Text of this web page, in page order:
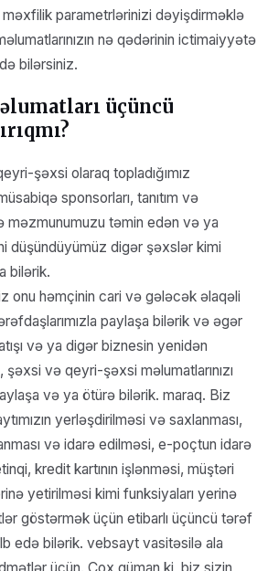
parametrlərinizi dəyişdirməklə
nə qədərinin ictimaiyyətə
bilərsiniz.
üçüncü
şəxsi olaraq topladığımız
sponsorları, tanıtım və
məzmunumuzu təmin edən və ya
düşündüyümüz digər şəxslər kimi
bilərik.
onu həmçinin cari və gələcək əlaqəli
paylaşa bilərik və əgər
və ya digər biznesin yenidən
və qeyri-şəxsi məlumatlarınızı
və ya ötürə bilərik. maraq. Biz
yerləşdirilməsi və saxlanması,
və idarə edilməsi, e-poçtun idarə
kredit kartının işlənməsi, müştəri
yetirilməsi kimi funksiyaları yerinə
göstərmək üçün etibarlı üçüncü tərəf
edə bilərik. vebsayt vasitəsilə ala
üçün. Çox güman ki, biz sizin